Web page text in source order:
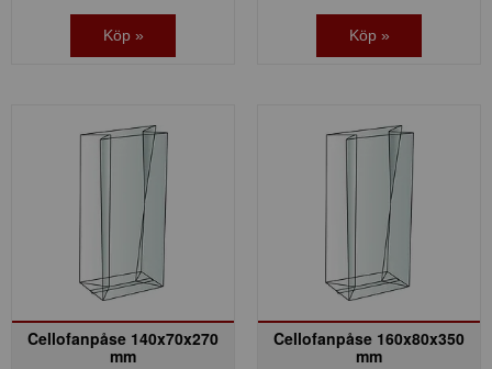
Köp » Köp »
Cellofanpåse 140x70x270
mm
Cellofanpåse 160x80x350
mm